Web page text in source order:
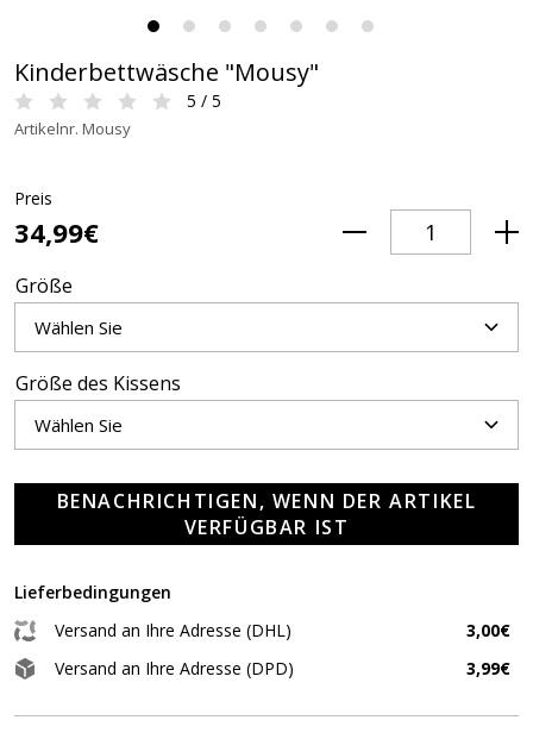
Kinderbettwäsche "Mousy"
5 / 5
Artikelnr. Mousy
Preis
34,99€
Größe
Größe des Kissens
BENACHRICHTIGEN, WENN DER ARTIKEL
VERFÜGBAR IST
Lieferbedingungen
Versand an Ihre Adresse (DHL)
3,00€
Versand an Ihre Adresse (DPD)
3,99€